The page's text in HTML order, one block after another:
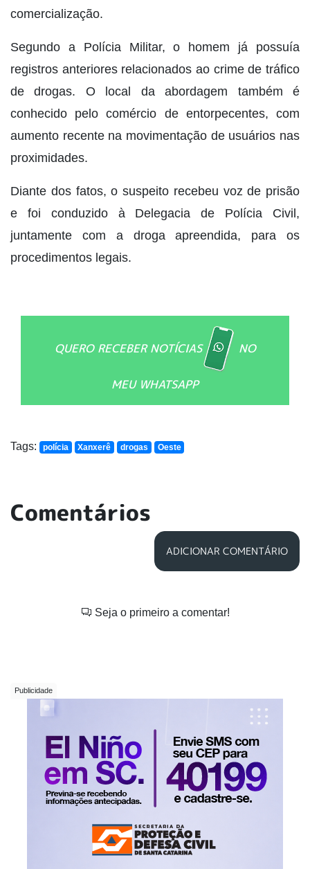
comercialização.
Segundo a Polícia Militar, o homem já possuía
registros anteriores relacionados ao crime de tráfico
de drogas. O local da abordagem também é
conhecido pelo comércio de entorpecentes, com
aumento recente na movimentação de usuários nas
proximidades.
Diante dos fatos, o suspeito recebeu voz de prisão
e foi conduzido à Delegacia de Polícia Civil,
juntamente com a droga apreendida, para os
procedimentos legais.
QUERO RECEBER NOTÍCIAS NO
MEU WHATSAPP
Tags: polícia Xanxerê drogas Oeste
Comentários
ADICIONAR COMENTÁRIO
Seja o primeiro a comentar!